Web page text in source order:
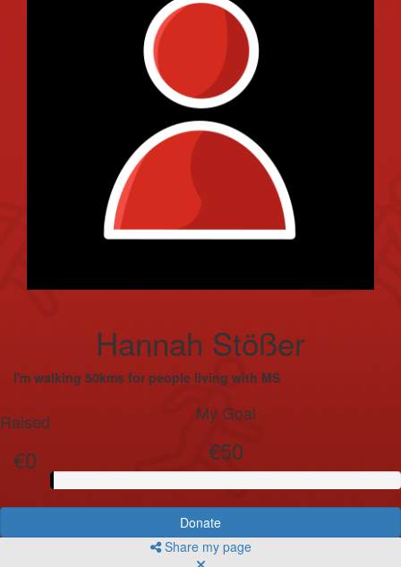
Hannah Stößer
I'm walking 50kms for people living with MS
Raised
€0
My Goal
€50
Donate
Share my page